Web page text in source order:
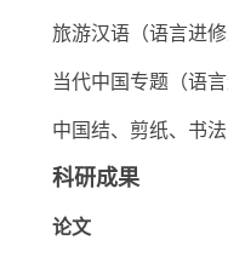
旅游汉语（语言进修
当代中国专题（语言
中国结、剪纸、书
科研成果
论文